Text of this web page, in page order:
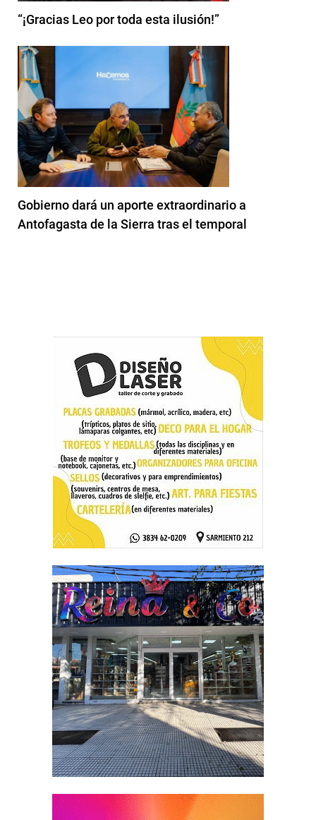
“¡Gracias Leo por toda esta ilusión!”
Gobierno dará un aporte extraordinario a
Antofagasta de la Sierra tras el temporal